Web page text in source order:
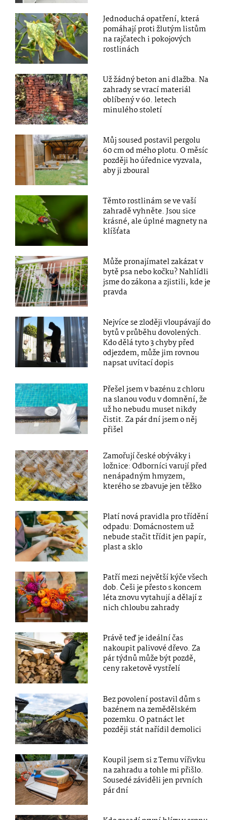
Jednoduchá opatření, která
pomáhají proti žlutým listům
na rajčatech i pokojových
rostlinách
Už žádný beton ani dlažba. Na
zahrady se vrací materiál
oblíbený v 60. letech
minulého století
Můj soused postavil pergolu
60 cm od mého plotu. O měsíc
později ho úřednice vyzvala,
aby ji zboural
Těmto rostlinám se ve vaší
zahradě vyhněte. Jsou sice
krásné, ale úplné magnety na
klíšťata
Může pronajímatel zakázat v
bytě psa nebo kočku? Nahlídli
jsme do zákona a zjistili, kde je
pravda
Nejvíce se zloději vloupávají do
bytů v průběhu dovolených.
Kdo dělá tyto 3 chyby před
odjezdem, může jim rovnou
napsat uvítací dopis
Přešel jsem v bazénu z chloru
na slanou vodu v domnění, že
už ho nebudu muset nikdy
čistit. Za pár dní jsem o něj
přišel
Zamořují české obýváky i
ložnice: Odborníci varují před
nenápadným hmyzem,
kterého se zbavuje jen těžko
Platí nová pravidla pro třídění
odpadu: Domácnostem už
nebude stačit třídit jen papír,
plast a sklo
Patří mezi největší kýče všech
dob. Češi je přesto s koncem
léta znovu vytahují a dělají z
nich chloubu zahrady
Právě teď je ideální čas
nakoupit palivové dřevo. Za
pár týdnů může být pozdě,
ceny raketově vystřelí
Bez povolení postavil dům s
bazénem na zemědělském
pozemku. O patnáct let
později stát nařídil demolici
Koupil jsem si z Temu vířivku
na zahradu a tohle mi přišlo.
Sousedé záviděli jen prvních
pár dní